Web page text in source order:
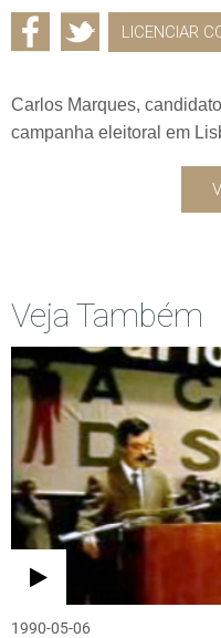
LICENCIAR
Carlos Marques,
campanha eleitoral em
Veja Também
1990-05-06